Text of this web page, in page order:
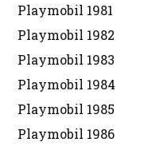
Playmobil 1981
Playmobil 1982
Playmobil 1983
Playmobil 1984
Playmobil 1985
Playmobil 1986